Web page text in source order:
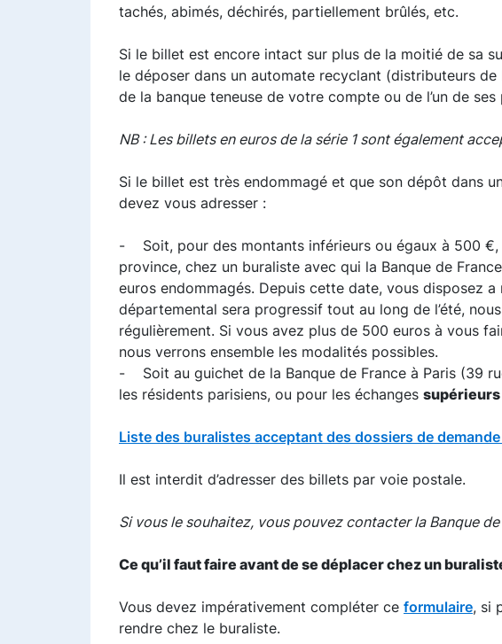
tachés, abimés, déchirés, partiellement brûlés, etc.
Si le billet est encore intact sur plus de la moitié de sa
le déposer dans un automate recyclant (distributeurs
de la banque teneuse de votre compte ou de l’un de
NB : Les billets en euros de la série 1 sont également
Si le billet est très endommagé et que son dépôt dans
devez vous adresser :
- Soit, pour des montants inférieurs ou égaux à 500
province, chez un buraliste avec qui la Banque de
euros endommagés. Depuis cette date, vous disposez
départemental sera progressif tout au long de l’été,
régulièrement. Si vous avez plus de 500 euros à vous
nous verrons ensemble les modalités possibles.
- Soit au guichet de la Banque de France à Paris (39
les résidents parisiens, ou pour les échanges
Liste des buralistes acceptant des dossiers de
Il est interdit d’adresser des billets par voie postale.
Si vous le souhaitez, vous pouvez contacter la Banque
Ce qu’il faut faire avant de se déplacer chez un
Vous devez impérativement compléter ce formulaire, si
rendre chez le buraliste.